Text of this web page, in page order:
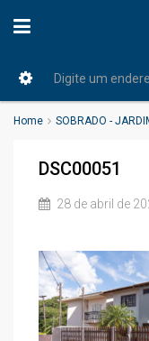
Home SOBRADO -
DSC00051
28 de abril de